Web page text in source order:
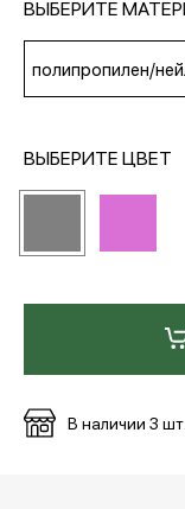
МЕДИА
ПОКУПАТЕЛЯМ
Вход в личный
ВЫБЕРИТЕ
полипропилен/
ВЫБЕРИТЕ ЦВЕТ
В наличии 3